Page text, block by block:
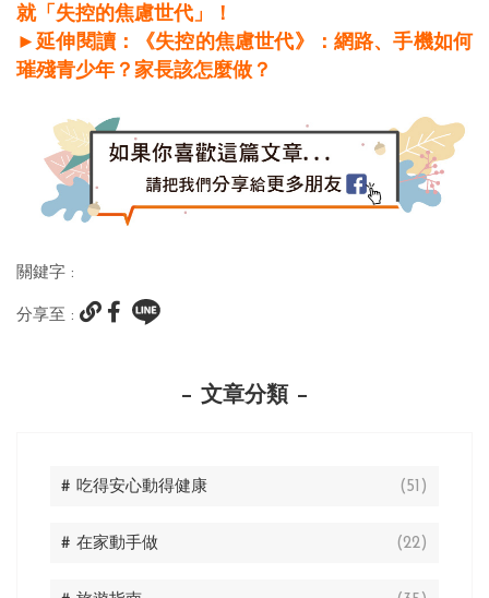
就「失控的焦慮世代」！
►延伸閱讀：《失控的焦慮世代》：網路、手機如何
璀殘青少年？家長該怎麼做？
關鍵字 :
分享至 :
文章分類
# 吃得安心動得健康 (51)
# 在家動手做 (22)